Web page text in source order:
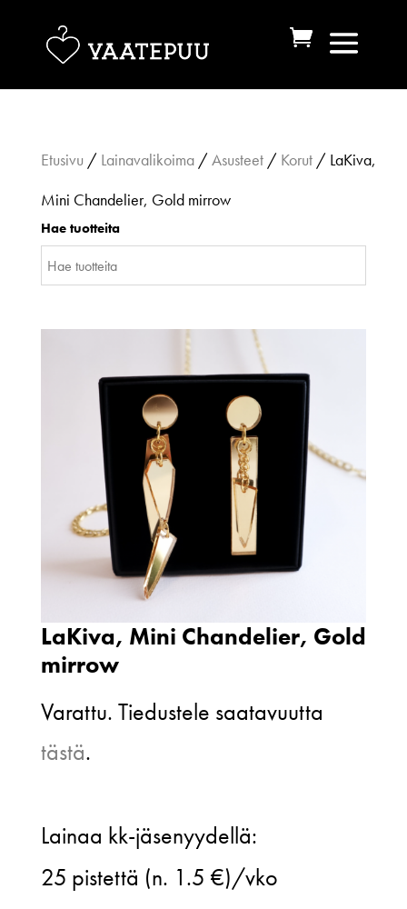
Etusivu / Lainavalikoima/Asusteet/ Korut/ LaKiva,
Mini Chandelier, Gold mirrow
Hae tuotteita
LaKiva, Mini Chandelier, Gold
mirrow
Varattu. Tiedustele saatavuutta
tästä.
Mini
Chandelier,
Lainaa kk-jäsenyydellä:
25 pistettä (n. 1.5 €)/vko